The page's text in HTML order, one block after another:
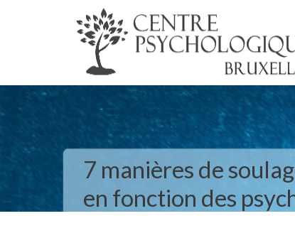
7 manières de
en fonction des